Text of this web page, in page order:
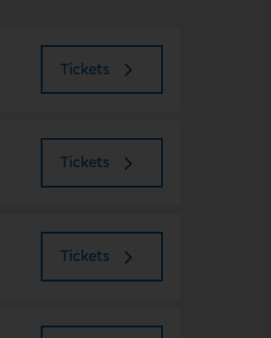
Tickets
Tickets
Tickets